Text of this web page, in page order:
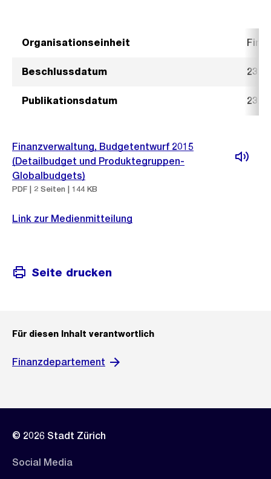
Organisationseinheit
Beschlussdatum 23.
Publikationsdatum 23.
Finanzverwaltung, Budgetentwurf 2015
(Detailbudget und Produktegruppen-
Globalbudgets)
PDF | 2 Seiten | 144 KB
Link zur Medienmitteilung
Seite drucken
Für diesen Inhalt verantwortlich
Finanzdepartement
© 2026 Stadt Zürich
Social Media